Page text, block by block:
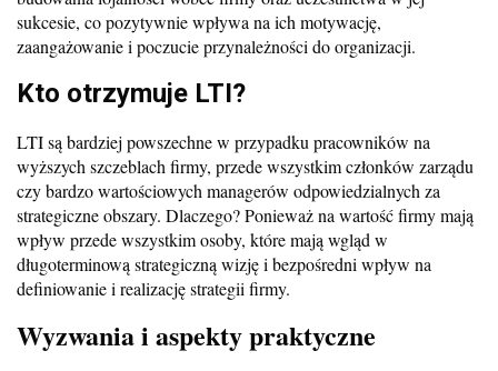
sukcesie, co pozytywnie wpływa na ich motywację,
zaangażowanie i poczucie przynależności do organizacji.
Kto otrzymuje LTI?
LTI są bardziej powszechne w przypadku pracowników na
wyższych szczeblach firmy, przede wszystkim członków zarządu
czy bardzo wartościowych managerów odpowiedzialnych za
strategiczne obszary. Dlaczego? Ponieważ na wartość firmy mają
wpływ przede wszystkim osoby, które mają wgląd w
długoterminową strategiczną wizję i bezpośredni wpływ na
definiowanie i realizację strategii firmy.
Wyzwania i aspekty praktyczne